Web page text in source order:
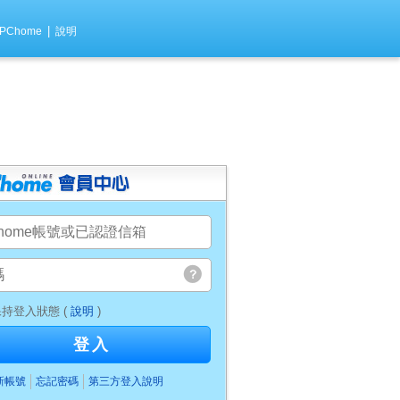
說明
登入狀態 ( 說明 )
登入
帳號 忘記密碼 第三方登入說明